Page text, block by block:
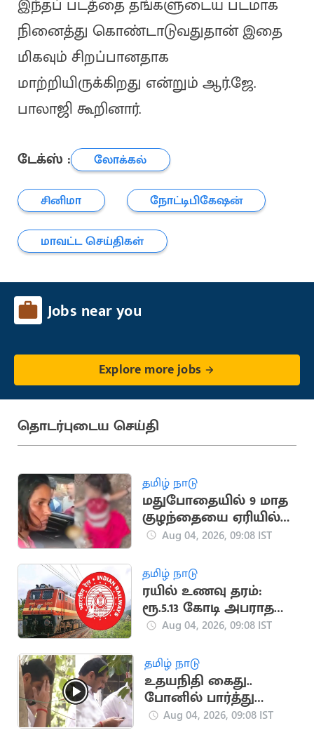
இந்தப் படத்தை தங்களுடைய படமாக
நினைத்து கொண்டாடுவதுதான் இதை
மிகவும் சிறப்பானதாக
மாற்றியிருக்கிறது என்றும் ஆர்.ஜே.
பாலாஜி கூறினார்.
டேக்ஸ் :
லோக்கல்
சினிமா
நோட்டிபிகேஷன்
மாவட்ட செய்திகள்
Jobs near you
Explore more jobs
தொடர்புடைய செய்தி
தமிழ் நாடு
மதுபோதையில் 9 மாத
குழந்தையை ஏரியில்
மூழ்கடித்த கொன்ற
Aug 04, 2026, 09:08 IST
தமிழ் நாடு
ரயில் உணவு தரம்:
ரூ.5.13 கோடி அபராதம்
விதித்த ரயில்வே
Aug 04, 2026, 09:08 IST
தமிழ் நாடு
உதயநிதி கைது..
போனில் பார்த்து
செந்தில் பாலாஜி
Aug 04, 2026, 09:08 IST